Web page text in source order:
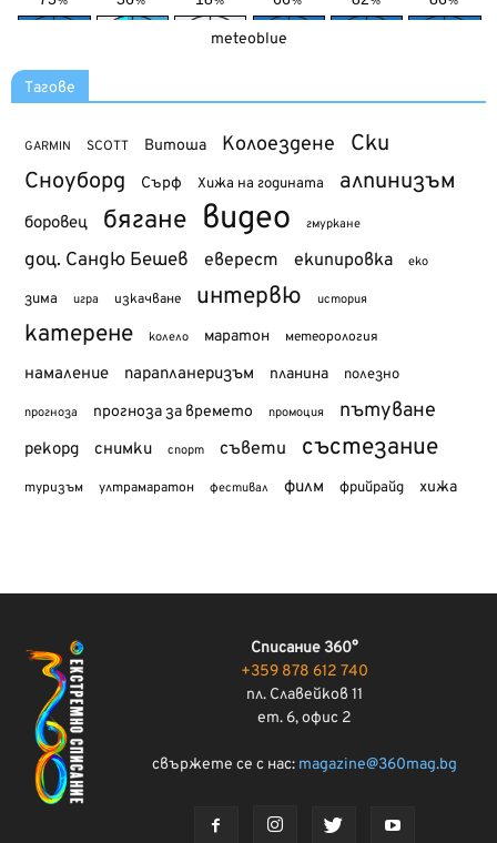
meteoblue
Тагове
GARMIN SCOTT Витоша Колоездене Ски
Сноуборд Сърф Хижа на годината алпинизъм
боровец бягане видео гмуркане
доц. Сандю Бешев еверест екипировка еко
зима игра изкачване интервю история
катерене колело маратон метеорология
намаление парапланеризъм планина полезно
прогноза прогноза за времето промоция пътуване
рекорд снимки спорт съвети състезание
туризъм ултрамаратон фестивал филм фрийрайд хижа
Списание 360°
+359 878 612 740
пл. Славейков 11
ет. 6, офис 2
свържете се с нас: magazine@360mag.bg